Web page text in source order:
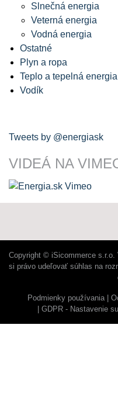
Slnečná energia
Veterná energia
Vodná energia
Ostatné
Plyn a ropa
Teplo a tepelná energia
Vodík
Tweets by @energiask
VIDEÁ NA
Copyright © iSicommerce
si právo udeľovať súhlas na
Podmienky používania
GDPR - Nastavenie